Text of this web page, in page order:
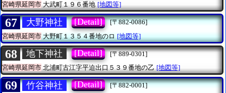
宮崎県延岡市大武町１９６番地 [地図等]
67 大野神社 [Detail]
[〒882-0086]
宮崎県延岡市大野町１３５４番地のロ [地図等]
68 地下神社 [Detail]
[〒889-0301]
宮崎県延岡市 北浦町古江字平迫出口５３９番地の乙 [地図等]
69 竹谷神社 [Detail]
[〒882-0001]